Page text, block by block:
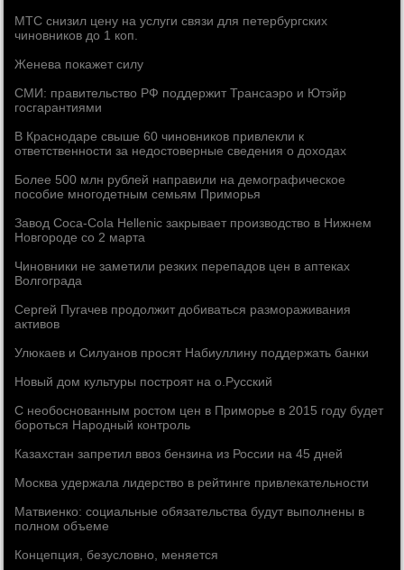
МТС снизил цену на услуги связи для петербургских
чиновников до 1 коп.
Женева покажет силу
СМИ: правительство РФ поддержит Трансаэро и Ютэйр
госгарантиями
В Краснодаре свыше 60 чиновников привлекли к
ответственности за недостоверные сведения о доходах
Более 500 млн рублей направили на демографическое
пособие многодетным семьям Приморья
Завод Coca-Cola Hellenic закрывает производство в Нижнем
Новгороде со 2 марта
Чиновники не заметили резких перепадов цен в аптеках
Волгограда
Сергей Пугачев продолжит добиваться размораживания
активов
Улюкаев и Силуанов просят Набиуллину поддержать банки
Новый дом культуры построят на о.Русский
С необоснованным ростом цен в Приморье в 2015 году будет
бороться Народный контроль
Казахстан запретил ввоз бензина из России на 45 дней
Москва удержала лидерство в рейтинге привлекательности
Матвиенко: социальные обязательства будут выполнены в
полном объеме
Концепция, безусловно, меняется